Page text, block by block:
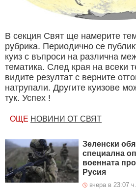
В секция Свят ще намерите
рубрика. Периодично се
куиз с въпроси на различна
тематика. След края на всеки
видите резултат с верните
натрупали. Другите куизове
тук. Успех !
ОЩЕ НОВИНИ ОТ СВЯТ
Зеленски
специална
военната
Русия
вчера в 23:07 ч.